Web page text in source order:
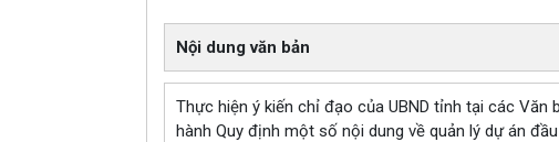
Nội dung văn bản
Thực hiện ý kiến chỉ đạo của UBND tỉnh tại các Văn
hành Quy định một số nội dung về quản lý dự án